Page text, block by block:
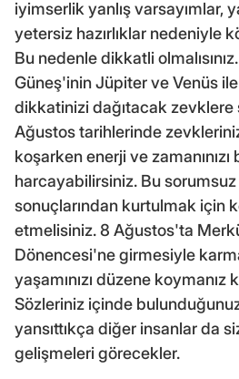
iyimserlik yanlış varsayımlar,
yetersiz hazırlıklar nedeniyle
Bu nedenle dikkatli
Güneş'inin Jüpiter ve Venüs ile
dikkatinizi dağıtacak
Ağustos tarihlerinde
koşarken enerji ve zamanınızı
harcayabilirsiniz. Bu sorumsuz
sonuçlarından kurtulmak için
etmelisiniz. 8 Ağustos'ta
Dönencesi'ne girmesiyle
yaşamınızı düzene koymanız
Sözleriniz içinde
yansıttıkça diğer insanlar da
gelişmeleri görecekler.